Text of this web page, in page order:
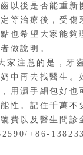
以後是否能重新
等治療後，受傷
也希望大家能夠
做說明。
家注意的是，牙
中再去找醫生。
用濕手絹包好也
性。記住千萬不
費以及醫生問診
+86-